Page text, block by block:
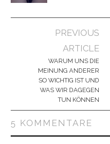
Navigation
PREVIOUS
ARTICLE
WARUM UNS DIE
MEINUNG ANDERER
SO WICHTIG IST UND
WAS WIR DAGEGEN
TUN KÖNNEN
5 KOMMENTARE